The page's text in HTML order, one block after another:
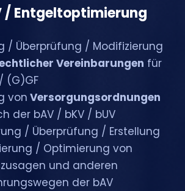
/ Entgeltoptimierung
/ Überprüfung / Modifizierung
Vereinbarungen für
(G)GF
von Versorgungsordnungen
der bAV / bKV / bUV
/ Überprüfung / Erstellung
/ Optimierung von
und anderen
der bAV